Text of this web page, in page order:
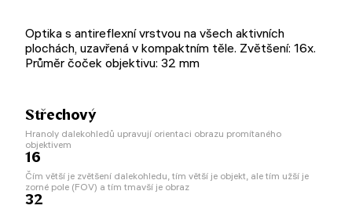
Optika s antireflexní vrstvou na všech aktivních
plochách, uzavřená v kompaktním těle. Zvětšení: 16x.
Průměr čoček objektivu: 32 mm
Střechový
Hranoly dalekohledů upravují orientaci obrazu promítaného
objektivem
16
Čím větší je zvětšení dalekohledu, tím větší je objekt, ale tím užší je
zorné pole (FOV) a tím tmavší je obraz
32